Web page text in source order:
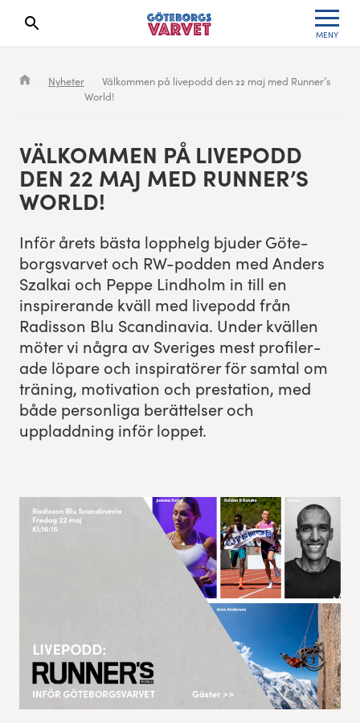
MENY
Sökresultaten dyker upp här
Nyheter
Välkommen på livepodd den 22 maj med Runner’s
World!
VÄLKOM­MEN PÅ LIVE­PODD
DEN 22 MAJ MED RUNNER’S
WORLD!
Inför årets bäs­ta lop­phelg bjud­er Göte­
borgsvarvet och RW-pod­den med Anders
Sza­lkai och Peppe Lind­holm in till en
inspirerande kväll med live­podd från
Radis­son Blu Scan­di­navia. Under kvällen
möter vi några av Sveriges mest pro­fil­er­
ade löpare och inspi­ratör­er för sam­tal om
trän­ing, moti­va­tion och presta­tion, med
både per­son­li­ga berät­telser och
uppladdning inför loppet.
Deltagarinformation
Seedningsregler
Bana
Löparinspiration och träning
Spring för välgörenhet
Göteborgsvarvet familjeområde
Res, bo, upplev
Hållbarhet
Funktionär/Volontär
Stafettvarvet
Cityvarvet
Minivarvet
Varvetmilen
Evenemangs- & mediepartners
Leverantörer
Partners Varvetveckan
Resultatarkiv
Anmälan